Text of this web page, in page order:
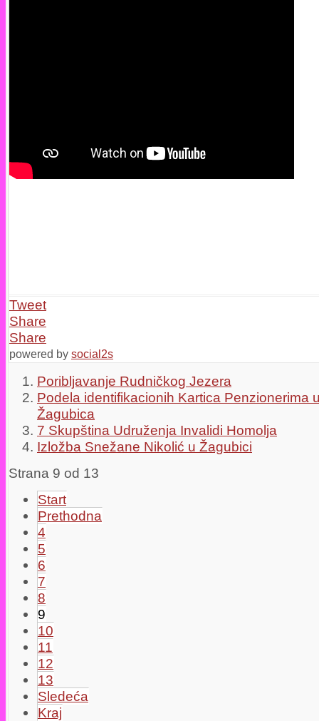
Tweet
Share
Share
powered by social2s
Poribljavanje Rudničkog Jezera
Podela identifikacionih Kartica Penzionerima
Žagubica
7 Skupština Udruženja Invalidi Homolja
Izložba Snežane Nikolić u Žagubici
Strana 9 od 13
Start
Prethodna
4
5
6
7
8
9
10
11
12
13
Sledeća
Kraj